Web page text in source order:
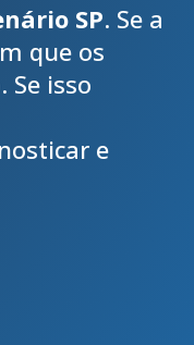
SP. Se a
que os
Se isso
e